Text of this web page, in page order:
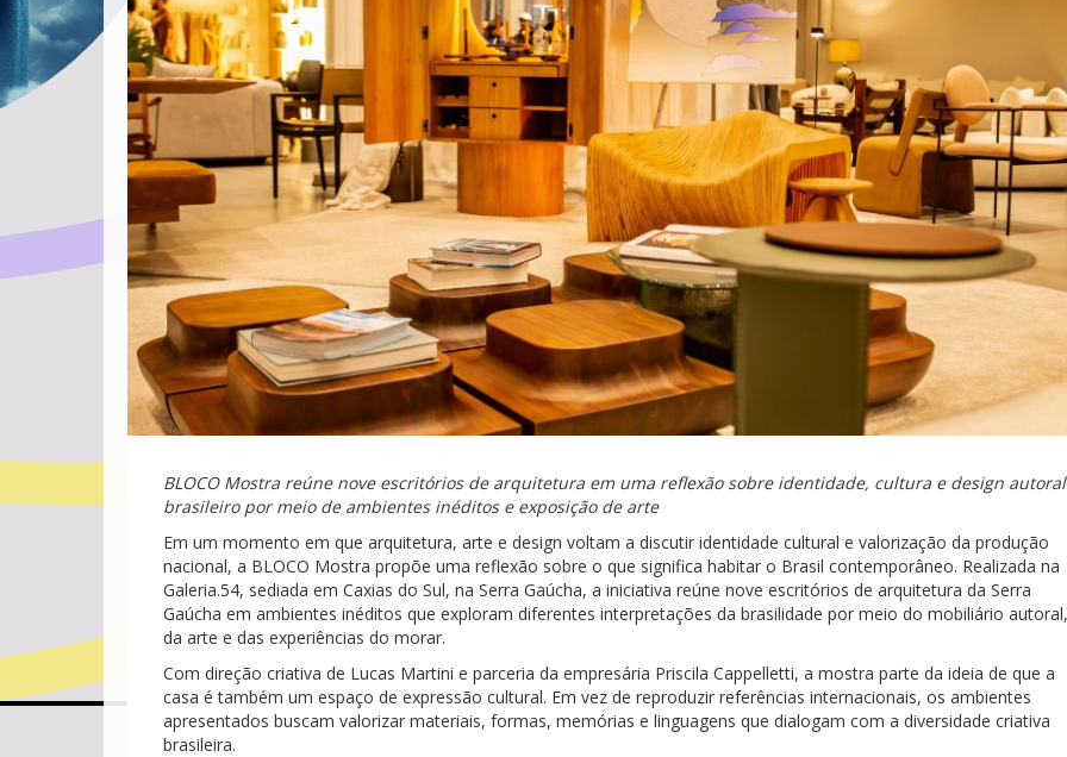
BLOCO Mostra reúne nove escritórios de arquitetura em uma reflexão sobre identidade, cultura e design autoral
brasileiro por meio de ambientes inéditos e exposição de arte
Em um momento em que arquitetura, arte e design voltam a discutir identidade cultural e valorização da produção
nacional, a BLOCO Mostra propõe uma reflexão sobre o que significa habitar o Brasil contemporâneo. Realizada na
Galeria.54, sediada em Caxias do Sul, na Serra Gaúcha, a iniciativa reúne nove escritórios de arquitetura da Serra
Gaúcha em ambientes inéditos que exploram diferentes interpretações da brasilidade por meio do mobiliário autoral,
da arte e das experiências do morar.
Com direção criativa de Lucas Martini e parceria da empresária Priscila Cappelletti, a mostra parte da ideia de que a
casa é também um espaço de expressão cultural. Em vez de reproduzir referências internacionais, os ambientes
apresentados buscam valorizar materiais, formas, memórias e linguagens que dialogam com a diversidade criativa
brasileira.